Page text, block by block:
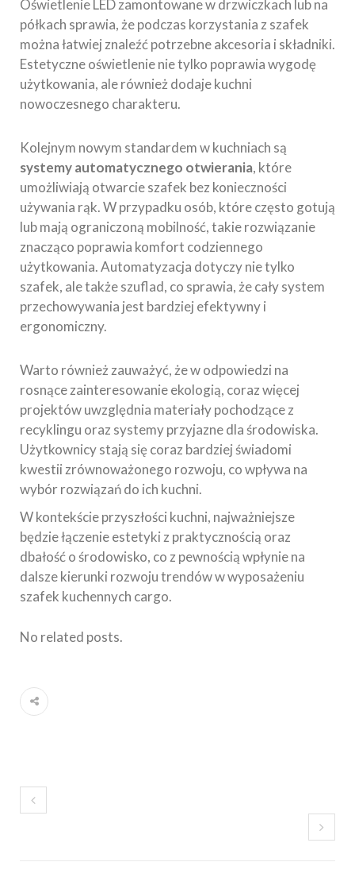
Oświetlenie LED zamontowane w drzwiczkach lub na
półkach sprawia, że podczas korzystania z szafek
można łatwiej znaleźć potrzebne akcesoria i składniki.
Estetyczne oświetlenie nie tylko poprawia wygodę
użytkowania, ale również dodaje kuchni
nowoczesnego charakteru.
Kolejnym nowym standardem w kuchniach są
systemy automatycznego otwierania, które
umożliwiają otwarcie szafek bez konieczności
używania rąk. W przypadku osób, które często gotują
lub mają ograniczoną mobilność, takie rozwiązanie
znacząco poprawia komfort codziennego
użytkowania. Automatyzacja dotyczy nie tylko
szafek, ale także szuflad, co sprawia, że cały system
przechowywania jest bardziej efektywny i
ergonomiczny.
Warto również zauważyć, że w odpowiedzi na
rosnące zainteresowanie ekologią, coraz więcej
projektów uwzględnia materiały pochodzące z
recyklingu oraz systemy przyjazne dla środowiska.
Użytkownicy stają się coraz bardziej świadomi
kwestii zrównoważonego rozwoju, co wpływa na
wybór rozwiązań do ich kuchni.
W kontekście przyszłości kuchni, najważniejsze
będzie łączenie estetyki z praktycznością oraz
dbałość o środowisko, co z pewnością wpłynie na
dalsze kierunki rozwoju trendów w wyposażeniu
szafek kuchennych cargo.
No related posts.